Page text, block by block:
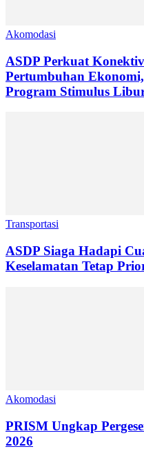
Akomodasi
ASDP Perkuat
Pertumbuhan
Program Stimulus
Transportasi
ASDP Siaga Hadapi
Keselamatan Tetap
Akomodasi
PRISM Ungkap
2026